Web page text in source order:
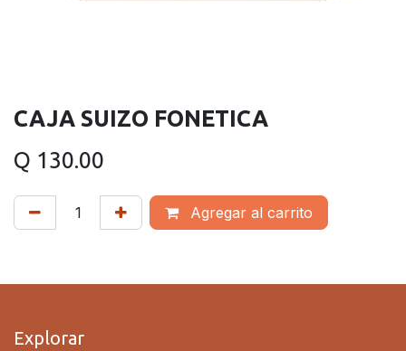
CAJA SUIZO FONETICA
Q 130.00
Agregar al carrito
Explorar